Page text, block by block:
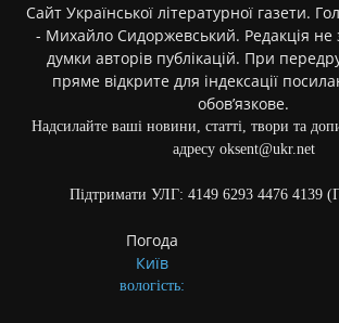
Сайт Української літературної газети.
- Михайло Сидоржевський. Редакція не
думки авторів публікацій. При
пряме відкрите для індексації
обов’язкове.
Надсилайте ваші новини, статті, твори та
адресу oksent@ukr.net
Підтримати УЛГ: 4149 6293 4476 4139
Погода
Київ
вологість: